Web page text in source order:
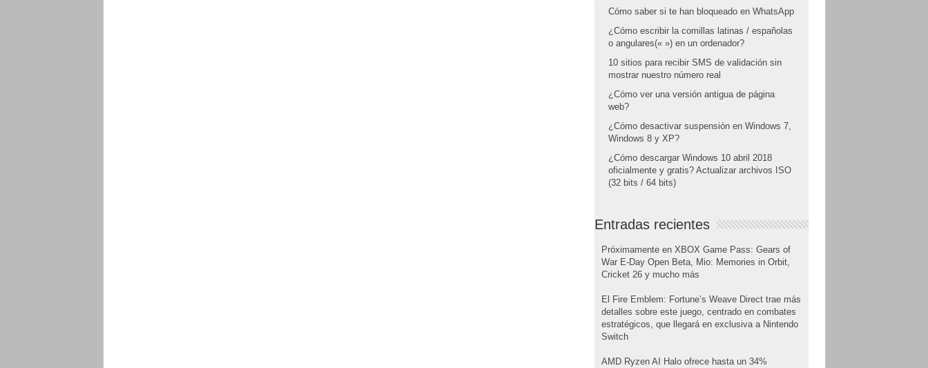
Cómo saber si te han bloqueado en WhatsApp
¿Cómo escribir la comillas latinas / españolas
o angulares(« ») en un ordenador?
10 sitios para recibir SMS de validación sin
mostrar nuestro número real
¿Cómo ver una versión antigua de página
web?
¿Cómo desactivar suspensión en Windows 7,
Windows 8 y XP?
¿Cómo descargar Windows 10 abril 2018
oficialmente y gratis? Actualizar archivos ISO
(32 bits / 64 bits)
Entradas recientes
Próximamente en XBOX Game Pass: Gears of
War E-Day Open Beta, Mio: Memories in Orbit,
Cricket 26 y mucho más
El Fire Emblem: Fortune’s Weave Direct trae más
detalles sobre este juego, centrado en combates
estratégicos, que llegará en exclusiva a Nintendo
Switch
AMD Ryzen AI Halo ofrece hasta un 34%